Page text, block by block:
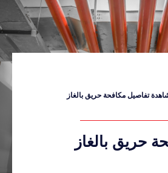
تفاصيل مكافحة حريق بالغاز
حريق بالغاز